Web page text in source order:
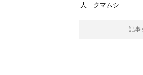
人 クマムシ
記事